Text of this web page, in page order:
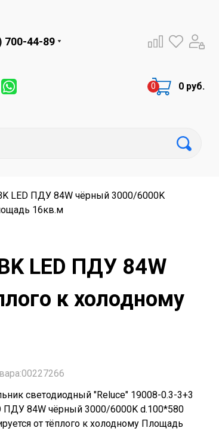
700-44-89
0 руб.
LED ПДУ 84W чёрный 3000/6000K
16кв.м
LED ПДУ 84W
к холодному
светодиодный "Reluce" 19008-0.3-3+3
ПДУ 84W чёрный 3000/6000K d.100*580
от тёплого к холодному Площадь